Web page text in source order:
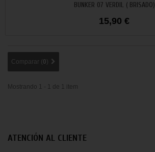
Añadir al carrito
BUNKER 07 VERDIL ( BRISADO)
15,90 €
Comparar ( 0)
Mostrando 1 - 1 de 1 item
ATENCIÓN AL CLIENTE